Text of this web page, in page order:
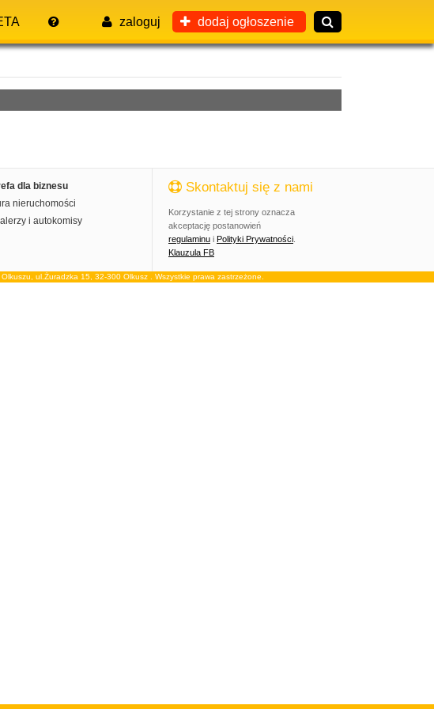
zaloguj dodaj ogłoszenie
dla biznesu
nieruchomości
i autokomisy
Skontaktuj się z nami
Korzystanie z tej strony oznacza
akceptację postanowień
regulaminu i Polityki Prywatności
Klauzula FB
ul.Żuradzka 15, 32-300 Olkusz . Wszystkie prawa zastrzeżone.